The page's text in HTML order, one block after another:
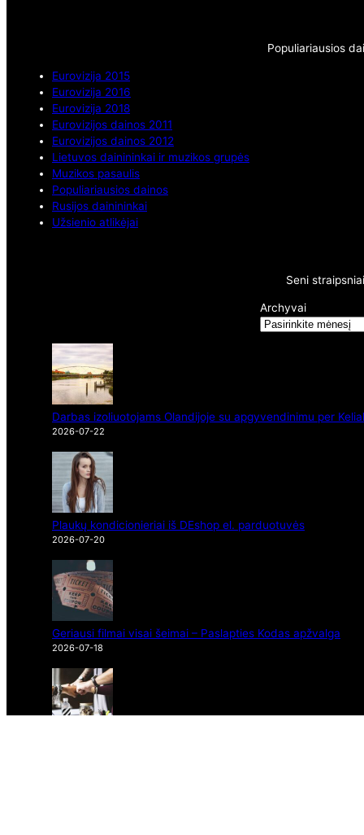
Populiariausios
Eurovizija 2015
Eurovizija 2016
Eurovizija 2018
Eurovizijos dainos 2011
Eurovizijos dainos 2012
Lietuvos dainininkai ir muzikos grupės
Muzikos pasaulis
Populiariausios dainos
Rusijos dainininkai
Užsienio atlikėjai
Seni straipsniai
Archyvai
Darbas izoliuotojams Olandijoje su apgyvendinimu per
2026-07-22
Plaukų kondicionieriai iš DEshop el. parduotuvės
2026-07-20
Geriausi filmai visai šeimai – Paslapties Kodas apžvalga
2026-07-18